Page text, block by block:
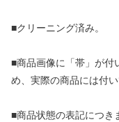
■クリーニング済み。
■商品画像に「帯」が付
め、実際の商品には付
■商品状態の表記につき